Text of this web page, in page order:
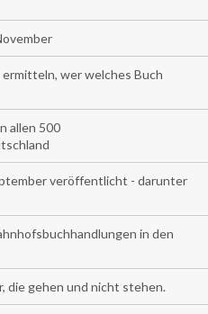
wer welches Buch
allen 500
veröffentlicht - darunter
in den
die gehen und nicht stehen.